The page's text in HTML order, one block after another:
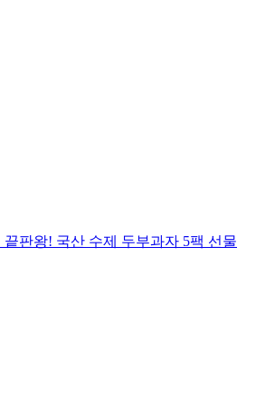
판왕! 국산 수제 두부과자 5팩 선물